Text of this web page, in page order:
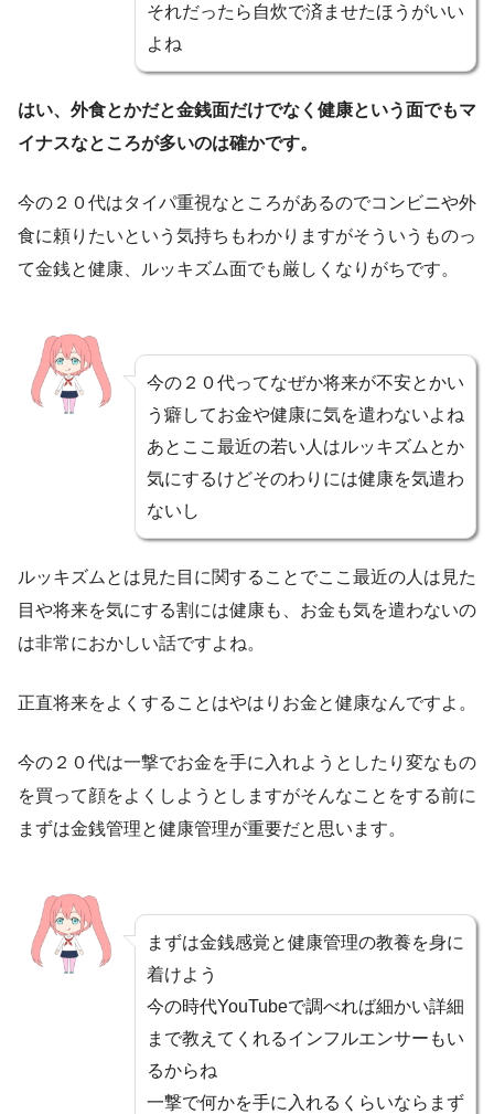
それだったら自炊で済ませたほうがいい
よね
はい、外食とかだと金銭面だけでなく健康という面でもマ
イナスなところが多いのは確かです。
今の２０代はタイパ重視なところがあるのでコンビニや外
食に頼りたいという気持ちもわかりますがそういうものっ
て金銭と健康、ルッキズム面でも厳しくなりがちです。
今の２０代ってなぜか将来が不安とかい
う癖してお金や健康に気を遣わないよね
あとここ最近の若い人はルッキズムとか
気にするけどそのわりには健康を気遣わ
ないし
ルッキズムとは見た目に関することでここ最近の人は見た
目や将来を気にする割には健康も、お金も気を遣わないの
は非常におかしい話ですよね。
正直将来をよくすることはやはりお金と健康なんですよ。
今の２０代は一撃でお金を手に入れようとしたり変なもの
を買って顔をよくしようとしますがそんなことをする前に
まずは金銭管理と健康管理が重要だと思います。
まずは金銭感覚と健康管理の教養を身に
着けよう
今の時代YouTubeで調べれば細かい詳細
まで教えてくれるインフルエンサーもい
るからね
一撃で何かを手に入れるくらいならまず